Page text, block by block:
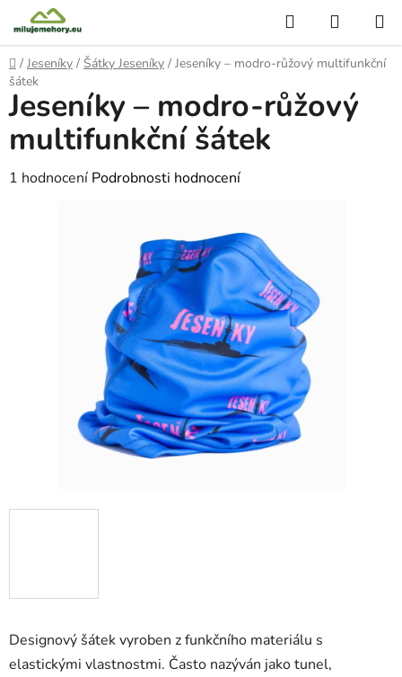
na
obsah
Hledat
KOŠÍK
Domů
/ Jeseníky / Šátky Jeseníky / Jeseníky – modro-růžový multifunkční
šátek
Designový šátek vyroben z funkčního materiálu s
elastickými vlastnostmi. Často nazýván jako tunel,
Jeseníky – modro-růžový
multifunkční šátek
Průměrné
1 hodnocení Podrobnosti hodnocení